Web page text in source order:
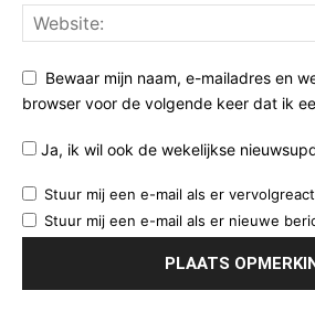
Bewaar mijn naam, e-mailadres en
browser voor de volgende keer dat ik
Ja, ik wil ook de wekelijkse
Stuur mij een e-mail als er
Stuur mij een e-mail als er nieuwe